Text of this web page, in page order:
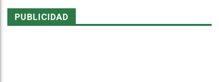
PUBLICIDAD